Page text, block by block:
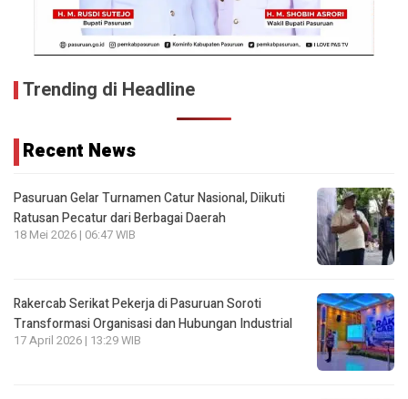
Trending di Headline
Recent News
Pasuruan Gelar Turnamen Catur Nasional, Diikuti
Ratusan Pecatur dari Berbagai Daerah
18 Mei 2026 | 06:47 WIB
Rakercab Serikat Pekerja di Pasuruan Soroti
Transformasi Organisasi dan Hubungan Industrial
17 April 2026 | 13:29 WIB